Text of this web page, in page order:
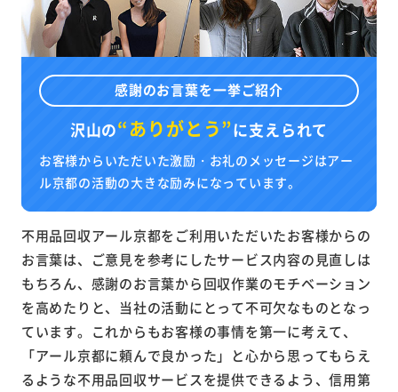
感謝のお言葉を一挙ご紹介
沢山の“ありがとう”に支えられて
お客様からいただいた激励・お礼のメッセージはアー
ル京都の活動の大きな励みになっています。
不用品回収アール京都をご利用いただいたお客様からの
お言葉は、ご意見を参考にしたサービス内容の見直しは
もちろん、感謝のお言葉から回収作業のモチベーション
を高めたりと、当社の活動にとって不可欠なものとなっ
ています。これからもお客様の事情を第一に考えて、
「アール京都に頼んで良かった」と心から思ってもらえ
るような不用品回収サービスを提供できるよう、信用第